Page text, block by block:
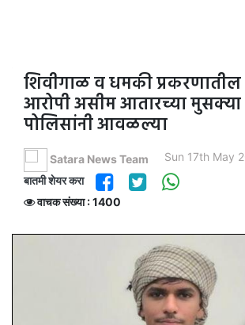
शिवीगाळ व धमकी प्रकरणातील
आरोपी असीम आतारच्या
पोलिसांनी आवळल्या
Satara News Team
Sun 17th May
बातमी शेयर करा
वाचक संख्या : 1400